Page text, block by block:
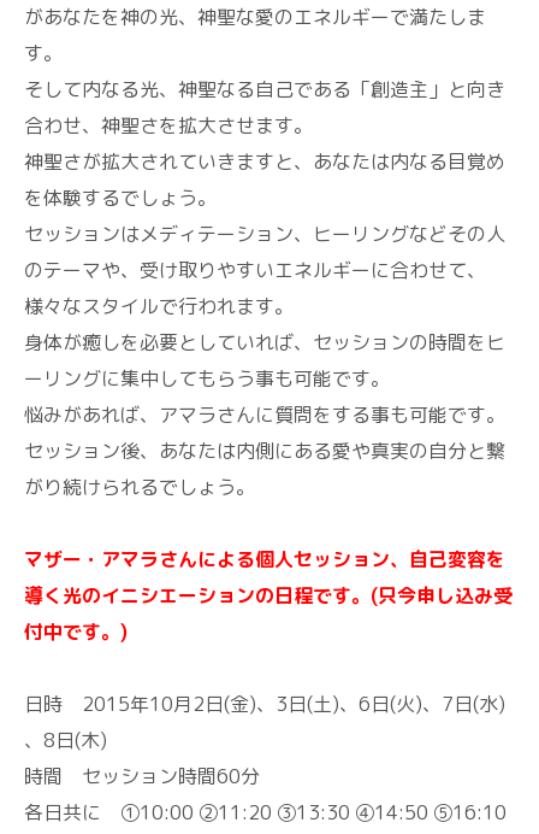
があなたを神の光、神聖な愛のエネルギーで満たしま
す。
そして内なる光、神聖なる自己である「創造主」と向き
合わせ、神聖さを拡大させます。
神聖さが拡大されていきますと、あなたは内なる目覚め
を体験するでしょう。
セッションはメディテーション、ヒーリングなどその人
のテーマや、受け取りやすいエネルギーに合わせて、
様々なスタイルで行われます。
身体が癒しを必要としていれば、セッションの時間をヒ
ーリングに集中してもらう事も可能です。
悩みがあれば、アマラさんに質問をする事も可能です。
セッション後、あなたは内側にある愛や真実の自分と繋
がり続けられるでしょう。
マザー・アマラさんによる個人セッション、自己変容を
導く光のイニシエーションの日程です。(只今申し込み受
付中です。)
日時 2015年10月2日(金)、3日(土)、6日(火)、7日(水)
、8日(木)
時間 セッション時間60分
各日共に ①10:00 ②11:20 ③13:30 ④14:50 ⑤16:10